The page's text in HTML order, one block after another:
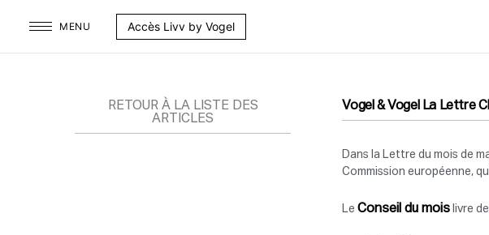
MENU Accès Livv by Vogel
RETOUR À LA LISTE DES
ARTICLES
Vogel & Vogel La Lettre
Dans la Lettre du mois de
Commission européenne,
LeConseil du mois livre